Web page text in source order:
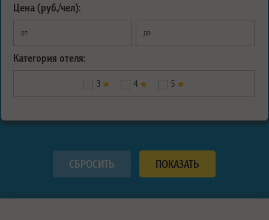
Цена (руб./чел):
от до
Категория отеля:
3 4 5